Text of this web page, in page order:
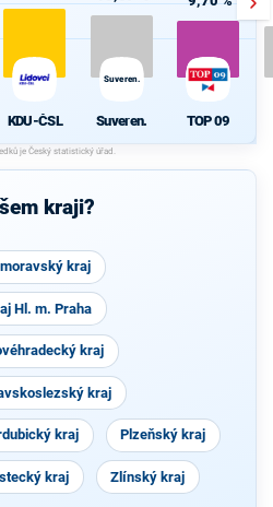
KDU-ČSL
Suveren.
Suveren. TOP 09
kraji?
kraj
Hl. m. Praha
kraj
kraj
kraj Plzeňský kraj
kraj Zlínský kraj